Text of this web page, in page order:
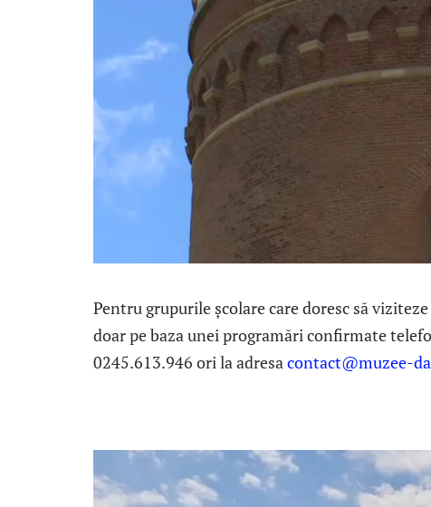
Pentru grupurile școlare care doresc să
doar pe baza unei programări confirmate
0245.613.946 ori la adresa contact@muzee-